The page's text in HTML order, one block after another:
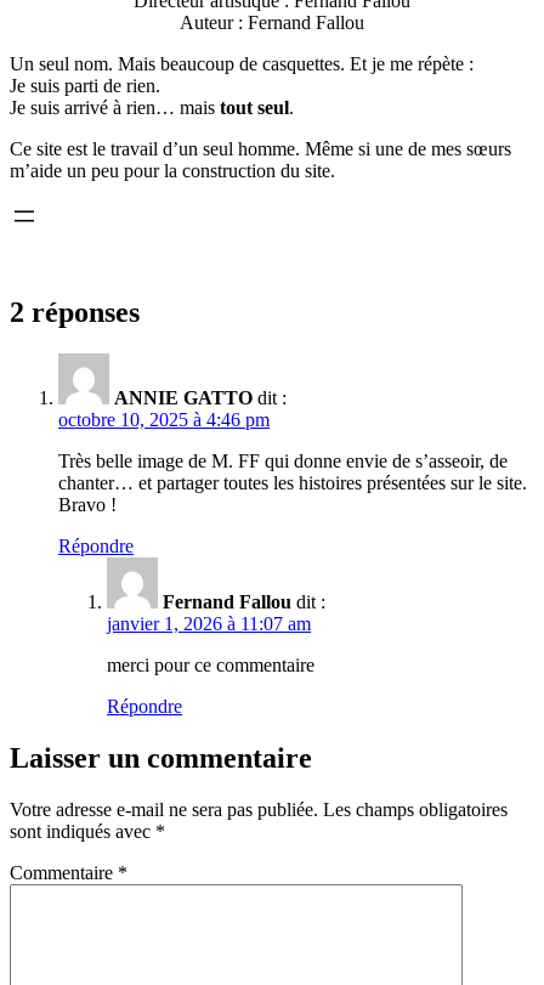
Auteur : Fernand Fallou
Un seul nom. Mais beaucoup de casquettes. Et je me répète :
Je suis parti de rien.
Je suis arrivé à rien… mais tout seul.
Ce site est le travail d’un seul homme. Même si une de mes sœurs
m’aide un peu pour la construction du site.
2 réponses
ANNIE GATTO dit :
octobre 10, 2025 à 4:46 pm
Très belle image de M. FF qui donne envie de s’asseoir, de
chanter… et partager toutes les histoires présentées sur le site.
Bravo !
Répondre
Fernand Fallou dit :
janvier 1, 2026 à 11:07 am
merci pour ce commentaire
Répondre
Laisser un commentaire
Votre adresse e-mail ne sera pas publiée. Les champs obligatoires
sont indiqués avec *
Commentaire *